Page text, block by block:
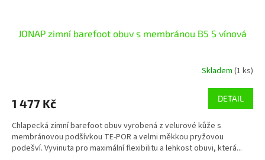
JONAP zimní barefoot obuv s membránou B5 S vínová
Skladem (1 ks)
1 477 Kč DETAIL
Chlapecká zimní barefoot obuv vyrobená z velurové kůže s
membránovou podšívkou TE-POR a velmi měkkou pryžovou
podešví. Vyvinuta pro maximální flexibilitu a lehkost obuvi, která...